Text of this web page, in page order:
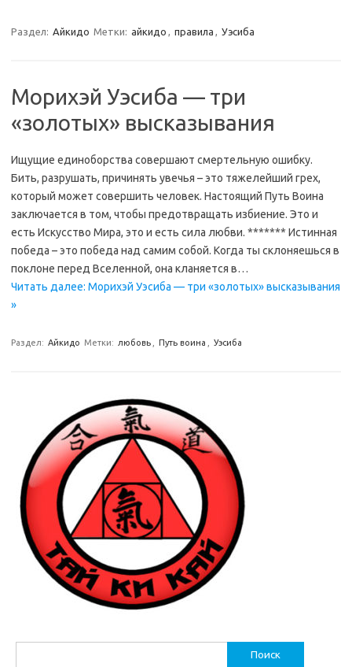
Раздел: Айкидо Метки: айкидо , правила , Уэсиба
Морихэй Уэсиба — три
«золотых» высказывания
Ищущие единоборства совершают смертельную ошибку.
Бить, разрушать, причинять увечья – это тяжелейший грех,
который может совершить человек. Настоящий Путь Воина
заключается в том, чтобы предотвращать избиение. Это и
есть Искусство Мира, это и есть сила любви. ******* Истинная
победа – это победа над самим собой. Когда ты склоняешься в
поклоне перед Вселенной, она кланяется в…
Читать далее: Морихэй Уэсиба — три «золотых» высказывания
»
Раздел: Айкидо Метки: любовь Путь воина Уэсиба